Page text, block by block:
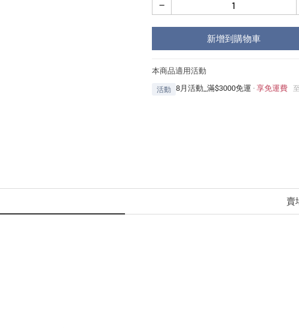
−
新增到購物車
本商品適用活動
活動 8月活動_滿$3000免運 ·享免運費
賣